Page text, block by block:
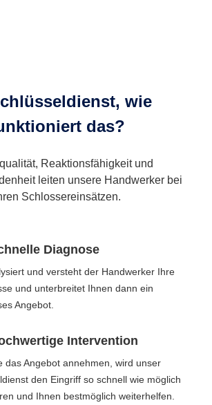
wie
das?
Reaktionsfähigkeit und
leiten unsere Handwerker bei
Schlossereinsätzen.
Diagnose
und versteht der Handwerker Ihre
und unterbreitet Ihnen dann ein
Angebot.
Intervention
das Angebot annehmen, wird unser
den Eingriff so schnell wie möglich
und Ihnen bestmöglich weiterhelfen.